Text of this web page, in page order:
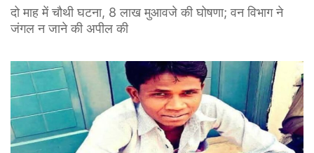
दो माह में चौथी घटना, 8 लाख मुआवजे की घोषणा; वन विभाग ने
जंगल न जाने की अपील की